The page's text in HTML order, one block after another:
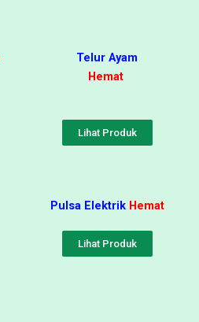
Telur Ayam
Hemat
Lihat Produk
Pulsa Elektrik Hemat
Lihat Produk